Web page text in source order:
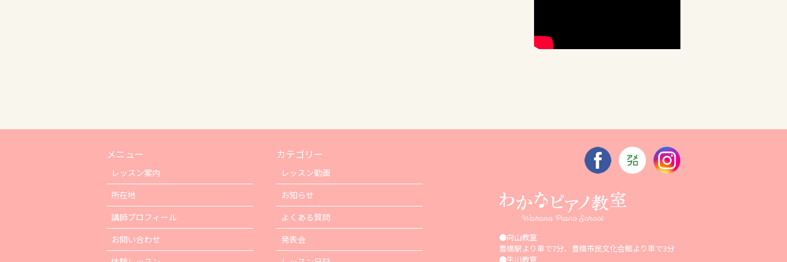
メニュー
レッスン案内
所在地
講師プロフィール
お問い合わせ
カテゴリー
レッスン動画
お知らせ
よくある質問
発表会
●向山教室
豊橋駅より車で7分、豊橋市民文化会館より車で3分
●牛川教室